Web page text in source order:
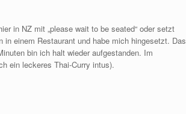
in NZ mit „please wait to be seated“ oder setzt
einem Restaurant und habe mich hingesetzt. Das
bin ich halt wieder aufgestanden. Im
ein leckeres Thai-Curry intus).